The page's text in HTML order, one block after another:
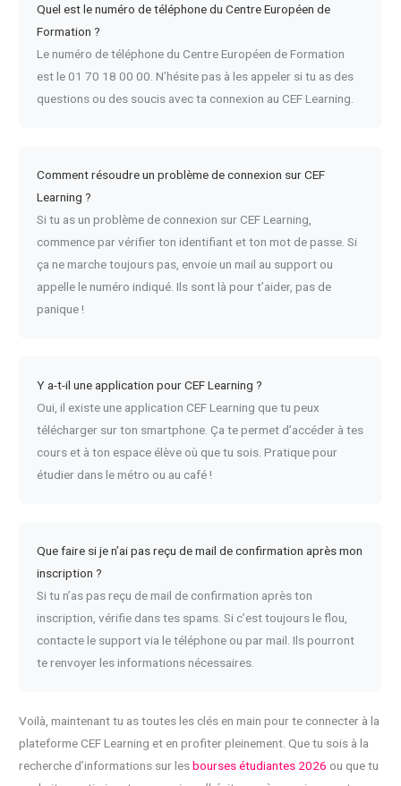
Quel est le numéro de téléphone du Centre Européen de
Formation ?
Le numéro de téléphone du Centre Européen de Formation
est le 01 70 18 00 00. N’hésite pas à les appeler si tu as des
questions ou des soucis avec ta connexion au CEF Learning.
Comment résoudre un problème de connexion sur CEF
Learning ?
Si tu as un problème de connexion sur CEF Learning,
commence par vérifier ton identifiant et ton mot de passe. Si
ça ne marche toujours pas, envoie un mail au support ou
appelle le numéro indiqué. Ils sont là pour t’aider, pas de
panique !
Y a-t-il une application pour CEF Learning ?
Oui, il existe une application CEF Learning que tu peux
télécharger sur ton smartphone. Ça te permet d’accéder à tes
cours et à ton espace élève où que tu sois. Pratique pour
étudier dans le métro ou au café !
Que faire si je n’ai pas reçu de mail de confirmation après mon
inscription ?
Si tu n’as pas reçu de mail de confirmation après ton
inscription, vérifie dans tes spams. Si c’est toujours le flou,
contacte le support via le téléphone ou par mail. Ils pourront
te renvoyer les informations nécessaires.
Voilà, maintenant tu as toutes les clés en main pour te connecter à la
plateforme CEF Learning et en profiter pleinement. Que tu sois à la
recherche d’informations sur lesbourses étudiantes 2026 ou que tu